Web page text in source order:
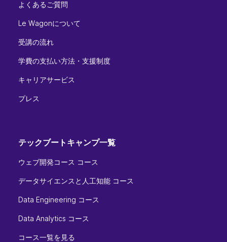
よくあるご質問
Le Wagonについて
受講の流れ
学費の支払い方法・支援制度
キャリアサービス
プレス
テックブートキャンプ一覧
ウェブ開発コース コース
データサイエンスと人工知能 コース
Data Engineering コース
Data Analytics コース
コース一覧を見る